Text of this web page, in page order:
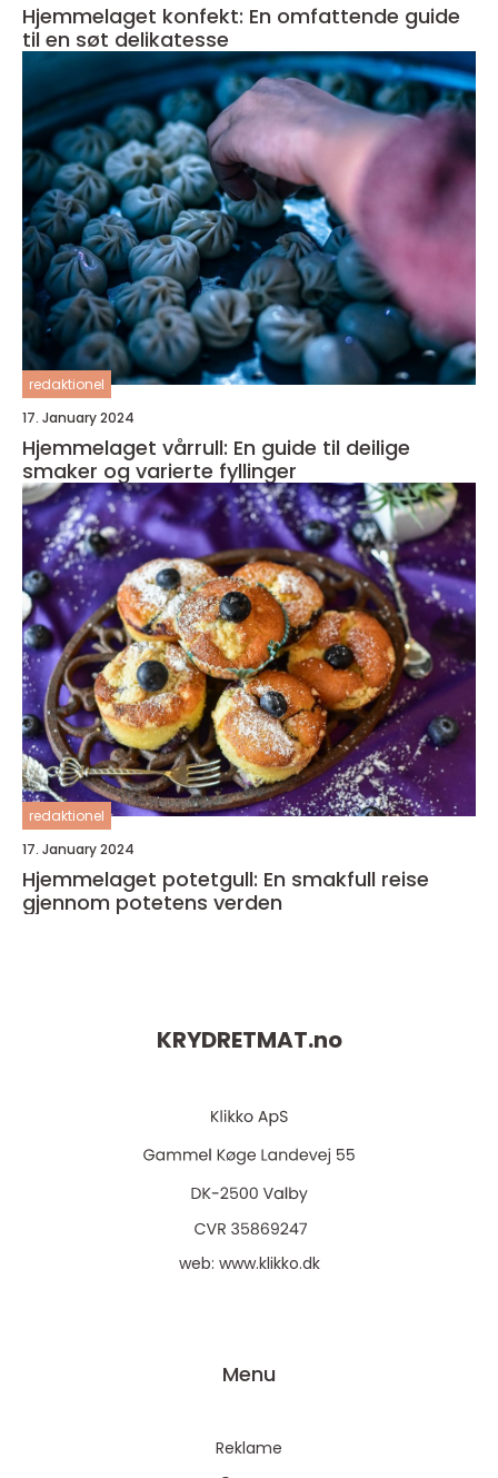
Hjemmelaget konfekt: En omfattende guide
til en søt delikatesse
redaktionel
17. January 2024
Hjemmelaget vårrull: En guide til deilige
smaker og varierte fyllinger
redaktionel
17. January 2024
Hjemmelaget potetgull: En smakfull reise
gjennom potetens verden
KRYDRETMAT.no
web: www.klikko.dk
Menu
Reklame